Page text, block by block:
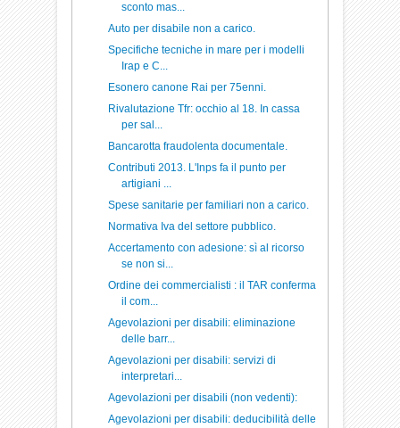
sconto mas...
Auto per disabile non a carico.
Specifiche tecniche in mare per i modelli
Irap e C...
Esonero canone Rai per 75enni.
Rivalutazione Tfr: occhio al 18. In cassa
per sal...
Bancarotta fraudolenta documentale.
Contributi 2013. L'Inps fa il punto per
artigiani ...
Spese sanitarie per familiari non a carico.
Normativa Iva del settore pubblico.
Accertamento con adesione: sì al ricorso
se non si...
Ordine dei commercialisti : il TAR conferma
il com...
Agevolazioni per disabili: eliminazione
delle barr...
Agevolazioni per disabili: servizi di
interpretari...
Agevolazioni per disabili (non vedenti):
Agevolazioni per disabili: deducibilità delle